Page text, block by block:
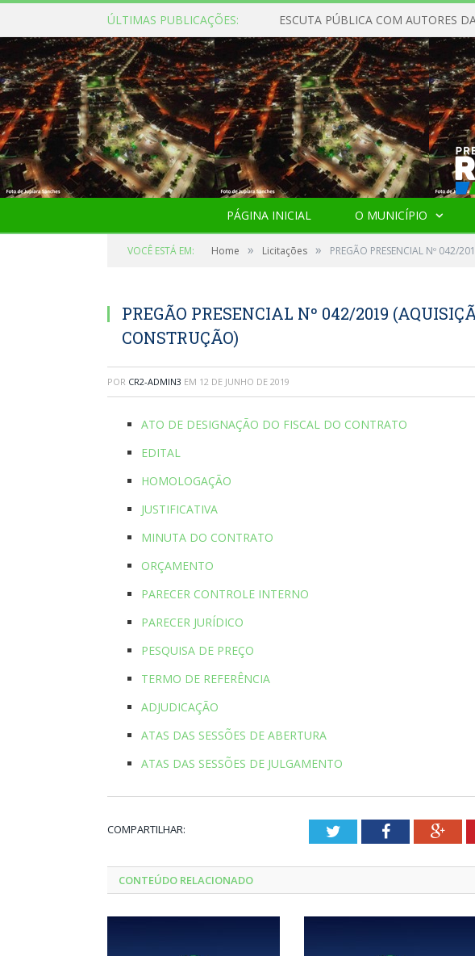
ÚLTIMAS PUBLICAÇÕES: ESCUTA PÚBLICA COM AUTORES
PÁGINA INICIAL O MUNICÍPIO
VOCÊ ESTÁ EM: Home » Licitações » PREGÃO PRESENCIAL Nº 042/
PREGÃO PRESENCIAL Nº 042/2019
CONSTRUÇÃO)
POR CR2-ADMIN3 EM 12 DE JUNHO DE 2019
ATO DE DESIGNAÇÃO DO FISCAL DO CONTRATO
EDITAL
HOMOLOGAÇÃO
JUSTIFICATIVA
MINUTA DO CONTRATO
ORÇAMENTO
PARECER CONTROLE INTERNO
PARECER JURÍDICO
PESQUISA DE PREÇO
TERMO DE REFERÊNCIA
ADJUDICAÇÃO
ATAS DAS SESSÕES DE ABERTURA
ATAS DAS SESSÕES DE JULGAMENTO
COMPARTILHAR: TwitterFacebook
CONTEÚDO RELACIONADO